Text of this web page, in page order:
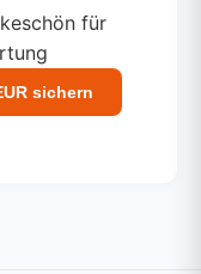
für
sichern